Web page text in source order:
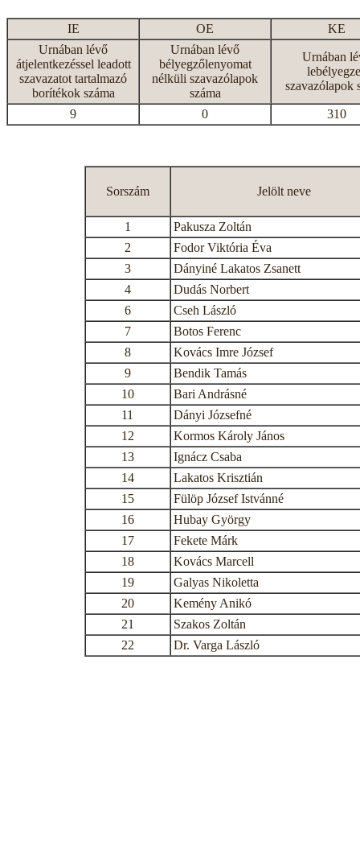
IE OE
KE
Urnában lévő
átjelentkezéssel leadott
szavazatot tartalmazó
borítékok száma
Urnában lévő
bélyegzőlenyomat
nélküli szavazólapok
száma
Urnában
szavazólapok
9 0 310
Sorszám Jelölt neve
1
Pakusza Zoltán
2
Fodor Viktória Éva
3
Dányiné Lakatos Zsanett
4
Dudás Norbert
6
Cseh László
7
Botos Ferenc
8
Kovács Imre József
9
Bendik Tamás
10
Bari Andrásné
11
Dányi Józsefné
12
Kormos Károly János
13
Ignácz Csaba
14
Lakatos Krisztián
15
Fülöp József Istvánné
16
Hubay György
17
Fekete Márk
18
Kovács Marcell
19
Galyas Nikoletta
20
Kemény Anikó
21
Szakos Zoltán
22
Dr. Varga László